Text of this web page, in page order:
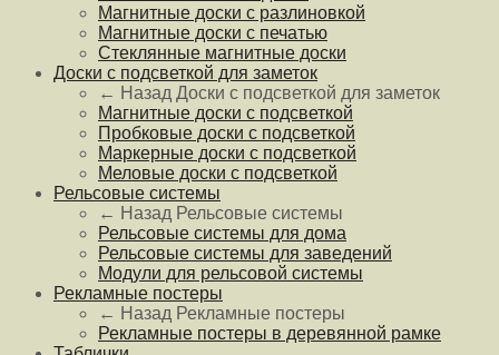
Магнитные доски с разлиновкой
Магнитные доски с печатью
Стеклянные магнитные доски
Доски с подсветкой для заметок
← Назад Доски с подсветкой для заметок
Магнитные доски с подсветкой
Пробковые доски с подсветкой
Маркерные доски с подсветкой
Меловые доски с подсветкой
Рельсовые системы
← Назад Рельсовые системы
Рельсовые системы для дома
Рельсовые системы для заведений
Модули для рельсовой системы
Рекламные постеры
← Назад Рекламные постеры
Рекламные постеры в деревянной рамке